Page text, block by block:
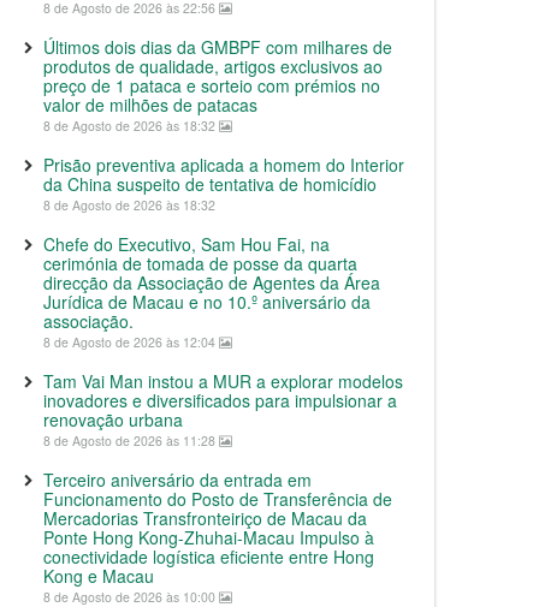
8 de Agosto de 2026 às 22:56
Últimos dois dias da GMBPF com milhares de
produtos de qualidade, artigos exclusivos ao
preço de 1 pataca e sorteio com prémios no
valor de milhões de patacas
8 de Agosto de 2026 às 18:32
Prisão preventiva aplicada a homem do Interior
da China suspeito de tentativa de homicídio
8 de Agosto de 2026 às 18:32
Chefe do Executivo, Sam Hou Fai, na
cerimónia de tomada de posse da quarta
direcção da Associação de Agentes da Área
Jurídica de Macau e no 10.º aniversário da
associação.
8 de Agosto de 2026 às 12:04
Tam Vai Man instou a MUR a explorar modelos
inovadores e diversificados para impulsionar a
renovação urbana
8 de Agosto de 2026 às 11:28
Terceiro aniversário da entrada em
Funcionamento do Posto de Transferência de
Mercadorias Transfronteiriço de Macau da
Ponte Hong Kong-Zhuhai-Macau Impulso à
conectividade logística eficiente entre Hong
Kong e Macau
8 de Agosto de 2026 às 10:00